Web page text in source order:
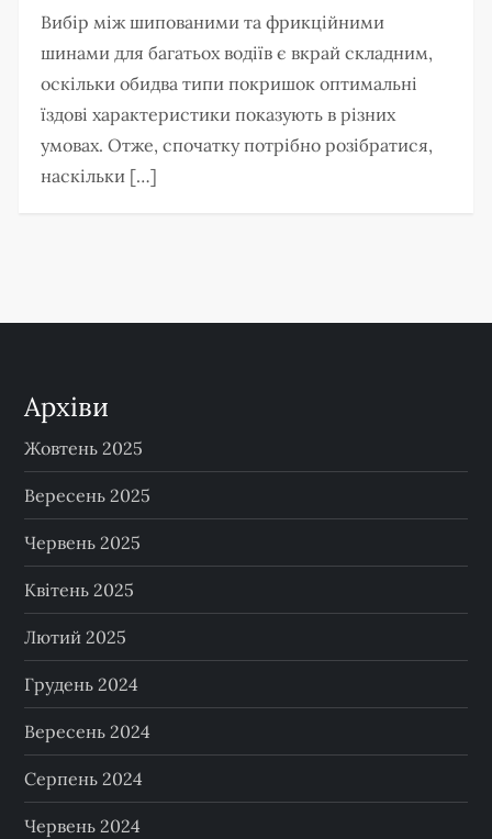
Вибір між шипованими та фрикційними
шинами для багатьох водіїв є вкрай складним,
оскільки обидва типи покришок оптимальні
їздові характеристики показують в різних
умовах. Отже, спочатку потрібно розібратися,
наскільки […]
Архіви
Жовтень 2025
Вересень 2025
Червень 2025
Квітень 2025
Лютий 2025
Грудень 2024
Вересень 2024
Серпень 2024
Червень 2024